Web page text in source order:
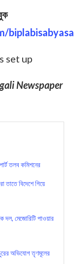
set up
Newspaper
তলব কমিশনের
তাতে বিদেশে গিয়ে
দল, মেজোরিটি পাওয়ার
অভিযোগ তৃণমূলের